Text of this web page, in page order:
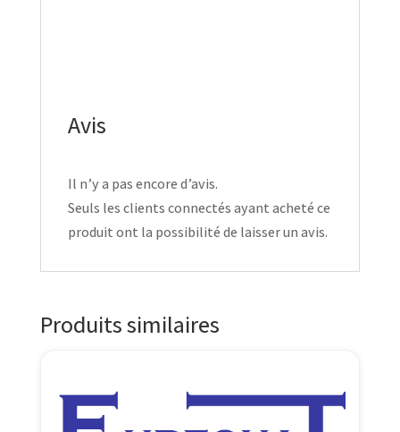
Avis
Il n’y a pas encore d’avis.
Seuls les clients connectés ayant acheté ce
produit ont la possibilité de laisser un avis.
Produits similaires